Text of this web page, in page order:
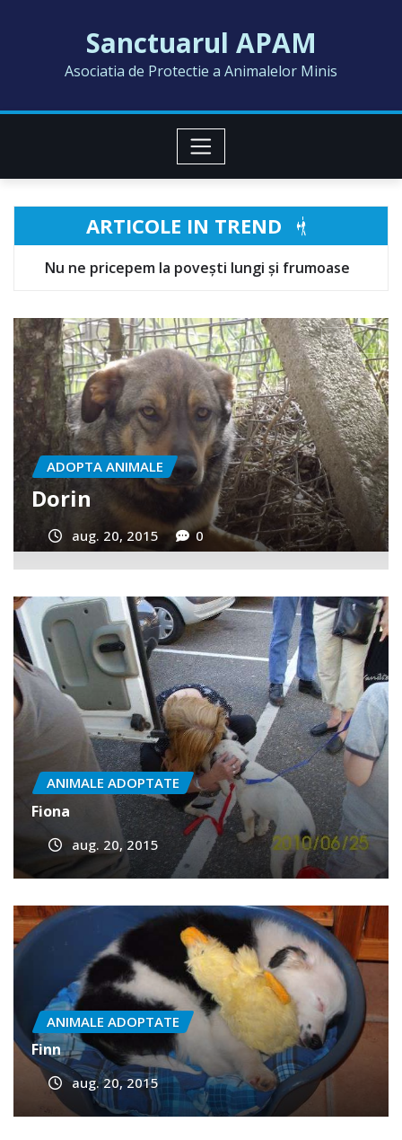
Sanctuarul APAM
Asociatia de Protectie a Animalelor Minis
ARTICOLE IN TREND
povești lungi și frumoase MELISSA
ADOPTA ANIMALE
GINA si NERO
aug. 20, 2015 0
ANIMALE ADOPTATE
Fiona
aug. 20, 2015
ANIMALE ADOPTATE
Finn
aug. 20, 2015